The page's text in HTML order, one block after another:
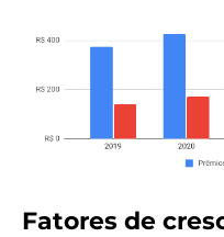
Fatores de